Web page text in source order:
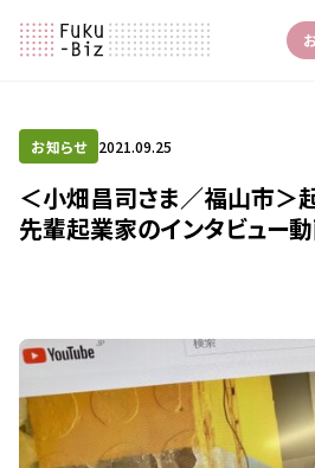
お知らせ 2021.09.25
＜小畑昌司さま／福山市＞
先輩起業家のインタビュー